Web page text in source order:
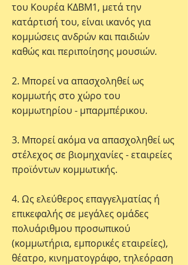
του Κουρέα ΚΔΒΜ1, μετά την
κατάρτισή του, είναι ικανός για
κομμώσεις ανδρών και παιδιών
καθώς και περιποίησης μουσιών.
2. Μπορεί να απασχοληθεί ως
κομμωτής στο χώρο του
κομμωτηρίου - μπαρμπέρικου.
3. Μπορεί ακόμα να απασχοληθεί ως
στέλεχος σε βιομηχανίες - εταιρείες
προϊόντων κομμωτικής.
4. Ως ελεύθερος επαγγελματίας ή
επικεφαλής σε μεγάλες ομάδες
πολυάριθμου προσωπικού
(κομμωτήρια, εμπορικές εταιρείες),
θέατρο, κινηματογράφο, τηλεόραση